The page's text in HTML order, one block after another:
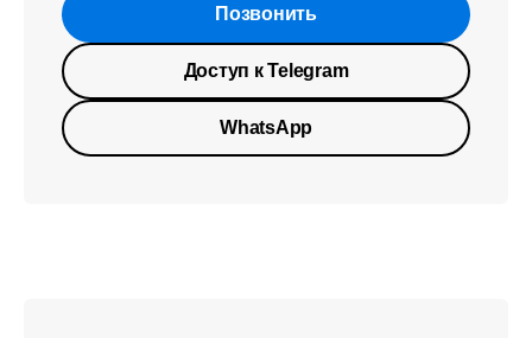
Позвонить
Доступ к Telegram
WhatsApp